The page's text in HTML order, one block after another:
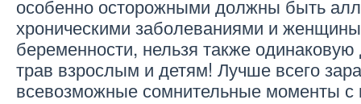
особенно осторожными должны быть
хроническими заболеваниями и
беременности, нельзя также одинаковую
трав взрослым и детям! Лучше всего
всевозможные сомнительные моменты с